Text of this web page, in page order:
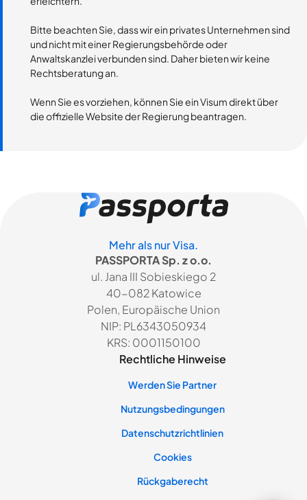
Bitte beachten Sie, dass wir ein privates Unternehmen sind
und nicht mit einer Regierungsbehörde oder
Anwaltskanzlei verbunden sind. Daher bieten wir keine
Rechtsberatung an.
Wenn Sie es vorziehen, können Sie ein Visum direkt über
die offizielle Website der Regierung beantragen.
Mehr als nur Visa.
PASSPORTA Sp. z o.o.
ul. Jana III Sobieskiego 2
40-082 Katowice
Polen, Europäische Union
NIP: PL6343050934
KRS: 0001150100
Rechtliche Hinweise
Werden Sie Partner
Nutzungsbedingungen
Datenschutzrichtlinien
Cookies
Rückgaberecht